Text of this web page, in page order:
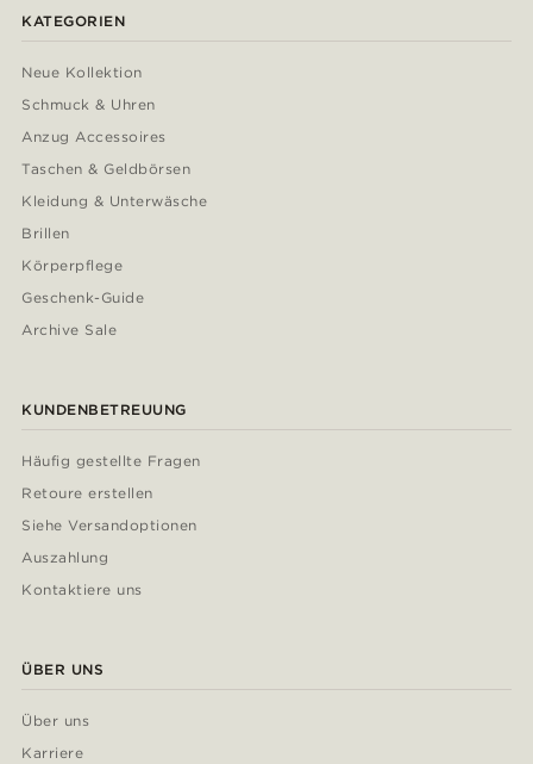
KATEGORIEN
Neue Kollektion
Schmuck & Uhren
Anzug Accessoires
Taschen & Geldbörsen
Kleidung & Unterwäsche
Brillen
Körperpflege
Geschenk-Guide
Archive Sale
KUNDENBETREUUNG
Häufig gestellte Fragen
Retoure erstellen
Siehe Versandoptionen
Auszahlung
Kontaktiere uns
ÜBER UNS
Über uns
Karriere